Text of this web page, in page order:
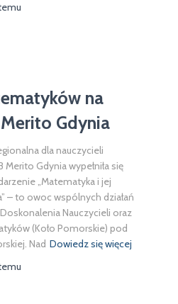
na
Gdynia
dla nauczycieli
Gdynia wypełniła się
„Matematyka i jej
– to owoc wspólnych działań
Nauczycieli oraz
(Koło Pomorskie) pod
Nad Dowiedz się więcej